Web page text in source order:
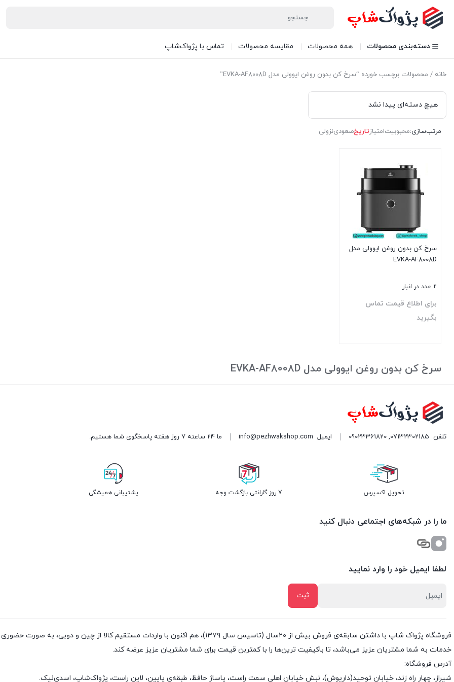
دسته‌بندی محصولات همه محصولات مقایسه محصولات تماس با پژواک‌شاپ
خانه / محصولات برچسب خورده “سرخ کن بدون روغن ایوولی مدل EVKA-AF8008D”
هیچ دسته‌ای پیدا نشد
مرتب‌سازی:محبوبیتامتیازتاریخصعودینزولی
سرخ کن بدون روغن ایوولی مدل
EVKA-AF8008D
2 عدد در انبار
برای اطلاع قیمت تماس
بگیرید
سرخ کن بدون روغن ایوولی مدل EVKA-AF8008D
تلفن 07132302185
,
09023361820 ایمیل info@pezhwakshop.com ما 24 ساعته 7 روز هفته پاسخگوی شما هستیم.
تحویل اکسپرس 7 روز گارانتی بازگشت وجه پشتیبانی همیشگی
ما را در شبکه‌های اجتماعی دنبال کنید
لطفا ایمیل خود را وارد نمایید
فروشگاه پژواک شاپ با داشتن سابقه‌ی فروش بیش از ۲۰سال (تاسیس سال ۱۳۷۹)، هم اکنون با واردات
خدمات به شما مشتریان عزیز می‌باشد، تا باکیفیت ترین‌ها را با کمتربن قیمت برای شما مشتریان عزیز عرضه کند.
آدرس فروشگاه:
شیراز، چهار راه زند، خیابان توحید(داریوش)، نبش خیابان اهلی سمت راست، پاساژ حافظ، طبقه‌ی پایین، لاین راست، پژواک‌شاپ، اسدی‌نیک.